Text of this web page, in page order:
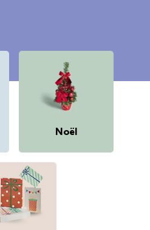
Noël